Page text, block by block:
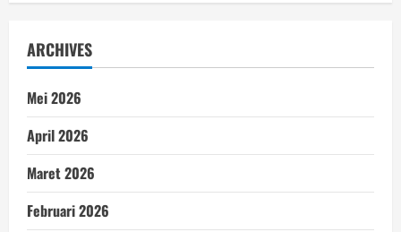
ARCHIVES
Mei 2026
April 2026
Maret 2026
Februari 2026